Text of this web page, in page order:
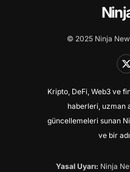
© 2025 Ninja
Kripto, DeFi, Web3 ve
haberleri, uzman
güncellemeleri sunan
ve bir
Yasal Uyarı: Ninja